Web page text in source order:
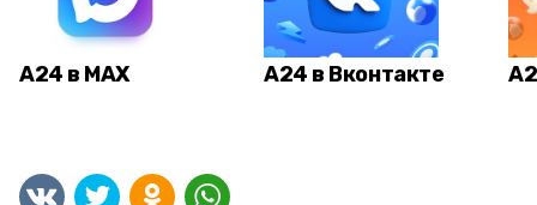
А24 в MAX А24 в Вконтакте